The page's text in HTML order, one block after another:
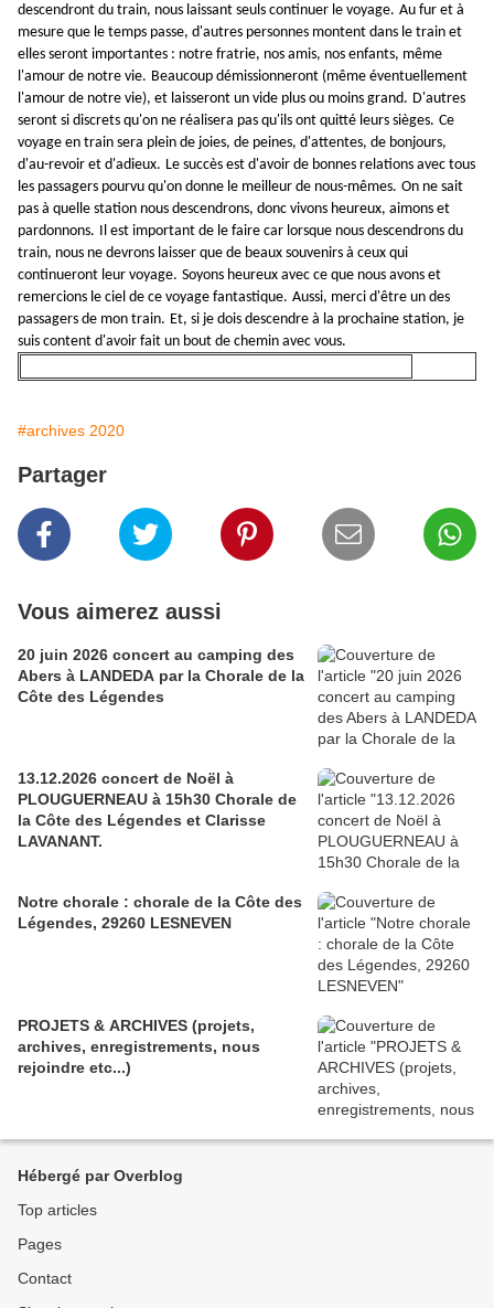
descendront du train, nous laissant seuls continuer le voyage. Au fur et à
mesure que le temps passe, d'autres personnes montent dans le train et
elles seront importantes : notre fratrie, nos amis, nos enfants, même
l'amour de notre vie. Beaucoup démissionneront (même éventuellement
l'amour de notre vie), et laisseront un vide plus ou moins grand. D'autres
seront si discrets qu'on ne réalisera pas qu'ils ont quitté leurs sièges. Ce
voyage en train sera plein de joies, de peines, d'attentes, de bonjours,
d'au-revoir et d'adieux. Le succès est d'avoir de bonnes relations avec tous
les passagers pourvu qu'on donne le meilleur de nous-mêmes. On ne sait
pas à quelle station nous descendrons, donc vivons heureux, aimons et
pardonnons. Il est important de le faire car lorsque nous descendrons du
train, nous ne devrons laisser que de beaux souvenirs à ceux qui
continueront leur voyage. Soyons heureux avec ce que nous avons et
remercions le ciel de ce voyage fantastique. Aussi, merci d'être un des
passagers de mon train. Et, si je dois descendre à la prochaine station, je
suis content d'avoir fait un bout de chemin avec vous.
#archives 2020
Partager
Vous aimerez aussi
20 juin 2026 concert au camping des
Abers à LANDEDA par la Chorale de la
Côte des Légendes
13.12.2026 concert de Noël à
PLOUGUERNEAU à 15h30 Chorale de
la Côte des Légendes et Clarisse
LAVANANT.
Notre chorale : chorale de la Côte des
Légendes, 29260 LESNEVEN
PROJETS & ARCHIVES (projets,
archives, enregistrements, nous
rejoindre etc...)
Hébergé par Overblog
Top articles
Pages
Contact